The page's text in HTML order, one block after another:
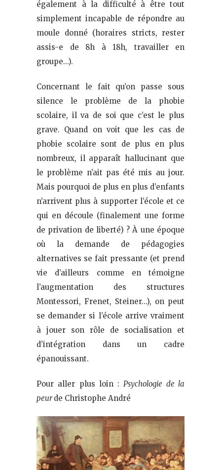
également à la difficulté à être tout
simplement incapable de répondre au
moule donné (horaires stricts, rester
assis-e de 8h à 18h, travailler en
groupe…).
Concernant le fait qu’on passe sous
silence le problème de la phobie
scolaire, il va de soi que c’est le plus
grave. Quand on voit que les cas de
phobie scolaire sont de plus en plus
nombreux, il apparaît hallucinant que
le problème n’ait pas été mis au jour.
Mais pourquoi de plus en plus d’enfants
n’arrivent plus à supporter l’école et ce
qui en découle (finalement une forme
de privation de liberté) ? À une époque
où la demande de pédagogies
alternatives se fait pressante (et prend
vie d’ailleurs comme en témoigne
l’augmentation des structures
Montessori, Frenet, Steiner…), on peut
se demander si l’école arrive vraiment
à jouer son rôle de socialisation et
d’intégration dans un cadre
épanouissant.
Pour aller plus loin :Psychologie de la
peurde Christophe André